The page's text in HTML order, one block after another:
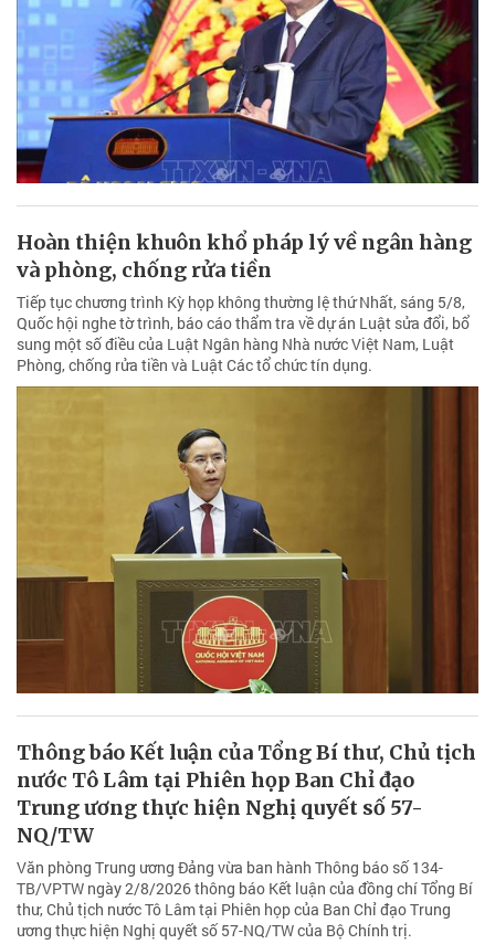
Hoàn thiện khuôn khổ pháp lý về ngân hàng
và phòng, chống rửa tiền
Tiếp tục chương trình Kỳ họp không thường lệ thứ Nhất, sáng 5/8,
Quốc hội nghe tờ trình, báo cáo thẩm tra về dự án Luật sửa đổi, bổ
sung một số điều của Luật Ngân hàng Nhà nước Việt Nam, Luật
Phòng, chống rửa tiền và Luật Các tổ chức tín dụng.
Thông báo Kết luận của Tổng Bí thư, Chủ tịch
nước Tô Lâm tại Phiên họp Ban Chỉ đạo
Trung ương thực hiện Nghị quyết số 57-
NQ/TW
Văn phòng Trung ương Đảng vừa ban hành Thông báo số 134-
TB/VPTW ngày 2/8/2026 thông báo Kết luận của đồng chí Tổng Bí
thư, Chủ tịch nước Tô Lâm tại Phiên họp của Ban Chỉ đạo Trung
ương thực hiện Nghị quyết số 57-NQ/TW của Bộ Chính trị.